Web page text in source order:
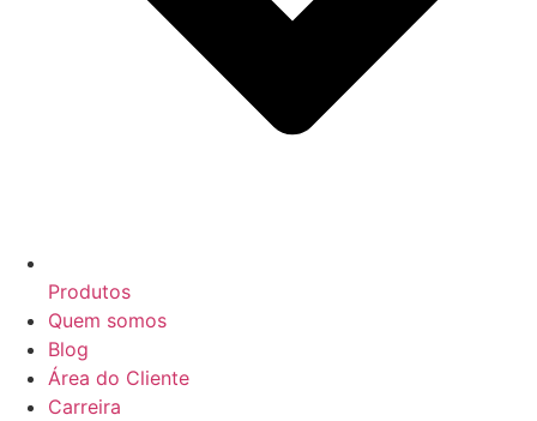
Produtos
Quem somos
Blog
Área do Cliente
Carreira